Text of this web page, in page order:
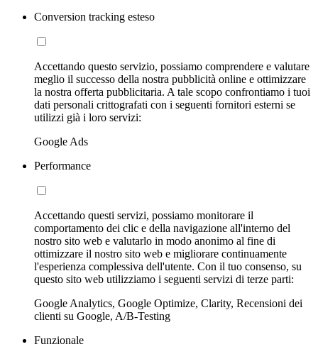
Conversion tracking esteso
Accettando questo servizio, possiamo comprendere e valutare
meglio il successo della nostra pubblicità online e ottimizzare
la nostra offerta pubblicitaria. A tale scopo confrontiamo i tuoi
dati personali crittografati con i seguenti fornitori esterni se
utilizzi già i loro servizi:
Google Ads
Performance
Accettando questi servizi, possiamo monitorare il
comportamento dei clic e della navigazione all'interno del
nostro sito web e valutarlo in modo anonimo al fine di
ottimizzare il nostro sito web e migliorare continuamente
l'esperienza complessiva dell'utente. Con il tuo consenso, su
questo sito web utilizziamo i seguenti servizi di terze parti:
Google Analytics, Google Optimize, Clarity, Recensioni dei
clienti su Google, A/B-Testing
Funzionale